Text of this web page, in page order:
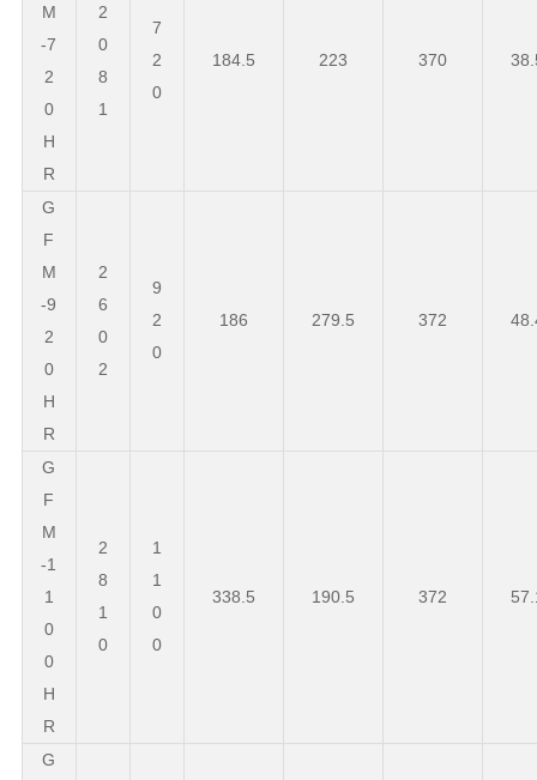
M
-7
2
0
H
R
2
0
8
1
7
2
0
184.5 223 370
G
F
M
-9
2
0
H
R
2
6
0
2
9
2
0
186 279.5 372
G
F
M
-1
1
0
0
H
R
2
8
1
0
1
1
0
0
338.5 190.5 372
G